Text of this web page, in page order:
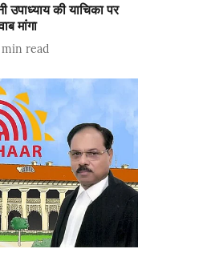
उपाध्याय की याचिका पर
मांगा
min read